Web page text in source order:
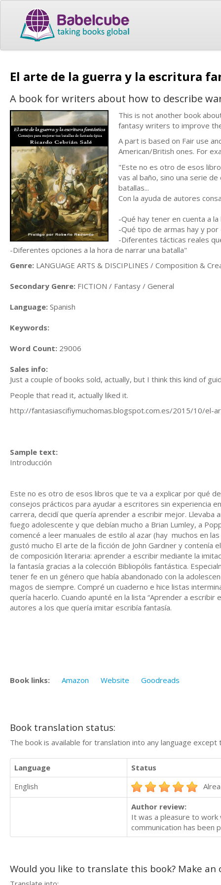
El arte de la guerra y la escritura
A book for writers about how to describe
This is not another book
fantasy writers to improve
A part is based on Fair use
American/British ones. For
"Este no es otro de esos
vas al baño, sino una serie
batallas...
Con la ayuda de autores
-Qué hay tener en cuenta a
-Qué tipo de armas hay y
-Diferentes tácticas reales
-Diferentes opciones a la hora de narrar una batalla"
Genre: LANGUAGE ARTS & DISCIPLINES / Composition &
Secondary Genre: FICTION / Fantasy / General
Language: Spanish
Keywords:
Word Count: 29006
Sales info:
Just a couple of books sold, actually, but I think this kind of
People that read it, actually liked it.
http://fantasiascifiymuchomas.blogspot.com.es/2015/10/el-
Sample text:
Introducción
Este no es otro de esos libros que te va a explicar por qué
consejos prácticos para ayudar a escritores sin experiencia
carrera, decidí que quería aprender a escribir mejor.
fuego adolescente y que debían mucho a Brian Lumley, a
comencé a leer manuales de estilo al azar (hay muchos en
gustó mucho El arte de la ficción de John Gardner y
de composición literaria: aprender a escribir mediante la
la fantasía gracias a la colección Bibliopólis fantástica.
tener fe en un género que había abandonado con la
magos de siempre. Compré un cuaderno e hice listas
quería hacerlo. Cuando apunté en la lista “Aprender a
autores a los que quería imitar escribía fantasía.
Book links: Amazon Website Goodreads
Book translation status:
The book is available for translation into any language
Language
Status
English
Author review:
It was a pleasure to work
communication has been
Would you like to translate this book? Make